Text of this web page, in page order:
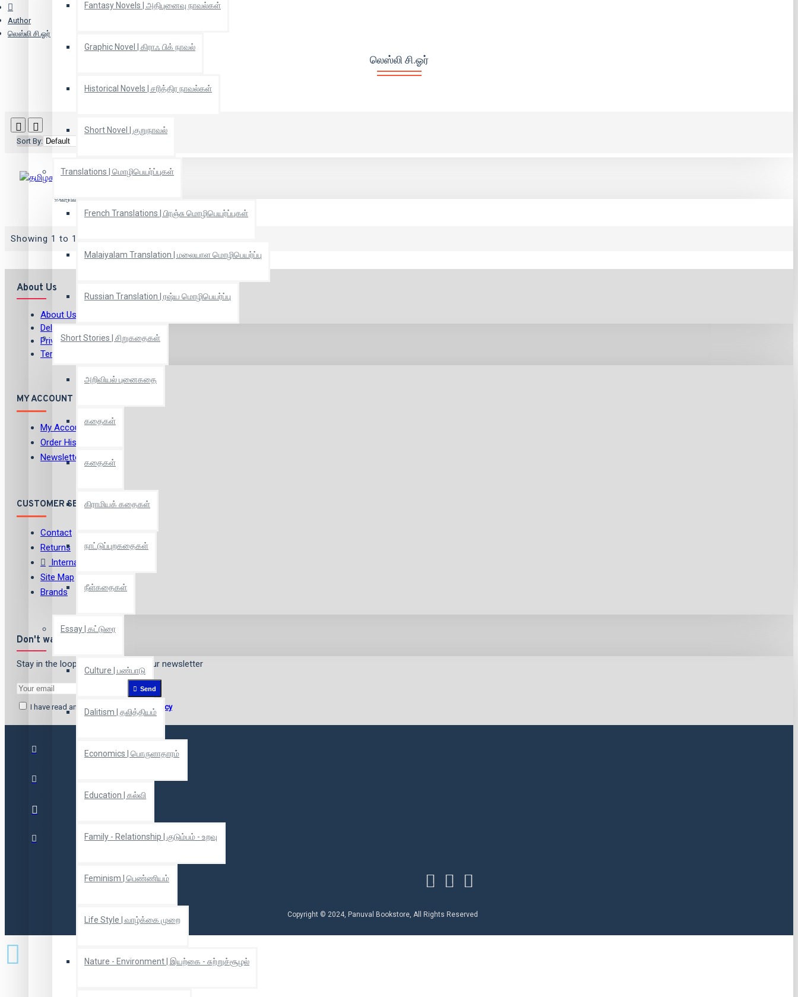
Fantasy Novels | அதிபுனைவு நாவல்கள்
Graphic Novel | கிராஃ பிக் நாவல்
Historical Novels | சரித்திர நாவல்கள்
Short Novel | குறுநாவல்
Translations | மொழிபெயர்ப்புகள்
French Translations | பிரஞ்சு மொழிபெயர்ப்புகள்
Malaiyalam Translation | மலையாள மொழிபெயர்ப்பு
Russian Translation | ரஷ்ய மொழிபெயர்ப்பு
Short Stories | சிறுகதைகள்
அறிவியல் புனைகதை
கதைகள்
கதைகள்
கிராமியக் கதைகள்
நாட்டுப்புறகதைகள்
நீள்கதைகள்
Essay | கட்டுரை
Culture | பண்பாடு
Dalitism | தலித்தியம்
Economics | பொருளாதாரம்
Education | கல்வி
Family - Relationship | குடும்பம் - உறவு
Feminism | பெண்ணியம்
Life Style | வாழ்க்கை முறை
Nature - Environment | இயற்கை - சுற்றுச்சூழல்
Author
லெஸ்லி சி.ஓர்
லெஸ்லி சி.ஓர்
Sort By:
தமிழக கல்வெட்டுகளில் பெண்கள்
Showing 1 to 1 of 1 (1 Pages)
About Us
About Us
Delivery
Privacy Policy
Terms & Conditions
MY ACCOUNT
My Account
Order History
Newsletter
CUSTOMER SERVICE
Contact
Returns
International Shipping
Site Map
Brands
Don't want to miss out?
Stay in the loop by signing up for our newsletter
Send
I have read and agree to the Privacy Policy
Copyright © 2024, Panuval Bookstore, All Rights Reserved